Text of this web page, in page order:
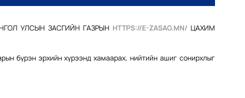
УЛСЫН ЗАСГИЙН ГАЗРЫН HTTPS://E-ZASAG.MN/ ЦАХИМ
бүрэн эрхийн хүрээнд хамаарах, нийтийн ашиг сонирхлыг